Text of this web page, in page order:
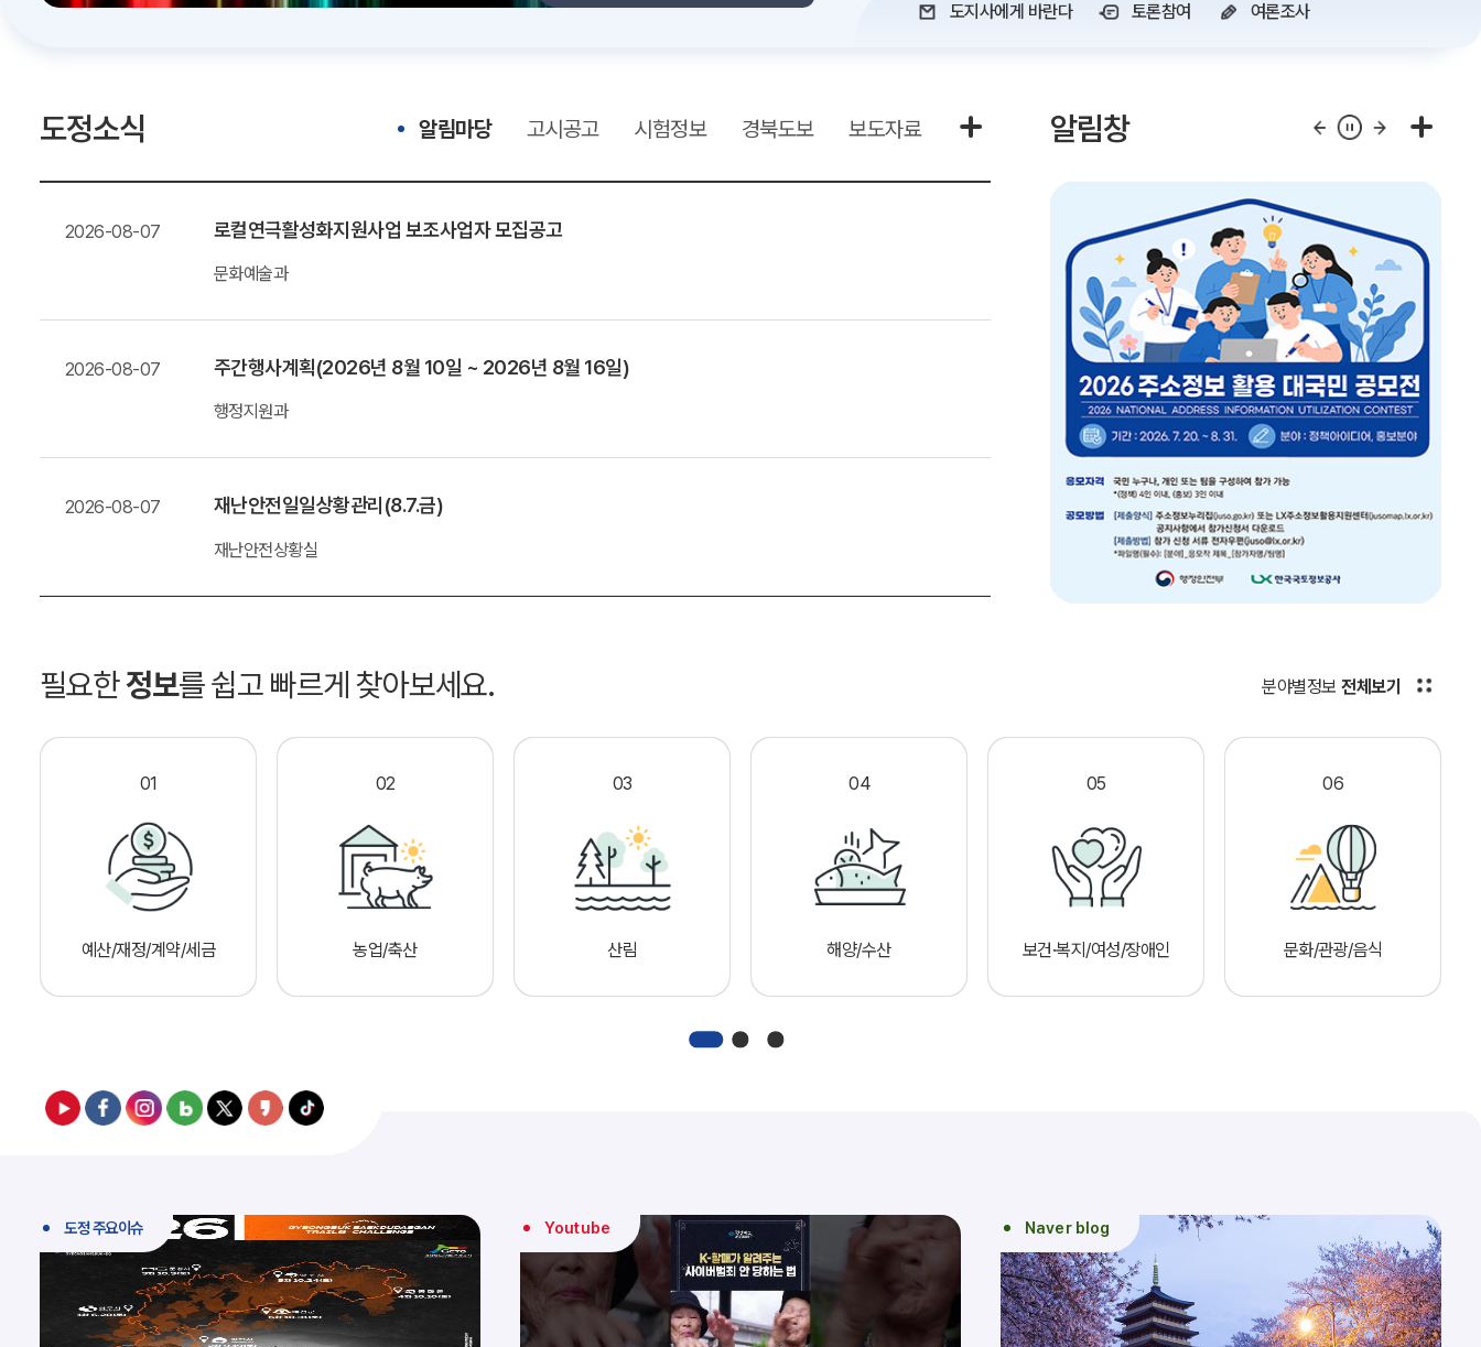
도지사에게 바란다 토론참여 여론조사
도정소식 알림마당 고시공고 시험정보 경북도보 보도자료
2026-08-07 로컬연극활성화지원사업 보조사업자 모집공고
문화예술과
2026-08-07 주간행사계획(2026년 8월 10일 ~ 2026년 8월 16일)
행정지원과
2026-08-07 재난안전일일상황관리(8.7.금)
재난안전상황실
알림창
필요한정보를 쉽고 빠르게 찾아보세요.
01
예산/재정/계약/세금
02
농업/축산
03
산림
04
해양/수산
05
보건·복지/여성/장애인
06
문화/관광/음식
분야별정보 전체보기
도정 주요이슈 Youtube Naver blog